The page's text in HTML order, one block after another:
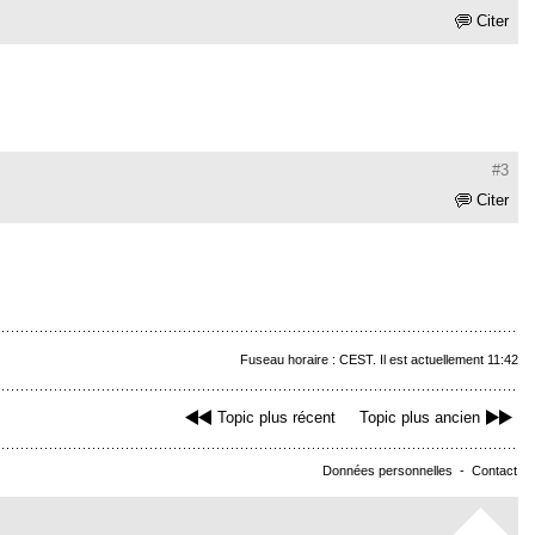
Citer
#3
Citer
Fuseau horaire : CEST. Il est actuellement 11:42
Topic plus récent Topic plus ancien
Données personnelles - Contact